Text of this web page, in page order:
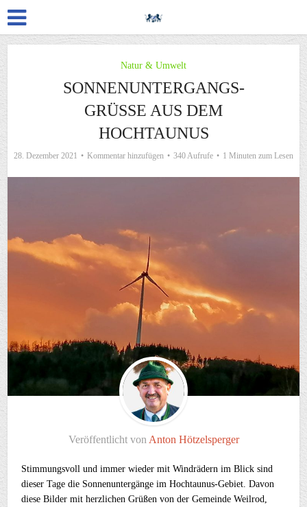
Natur & Umwelt
SONNENUNTERGANGS-
GRÜSSE AUS DEM H
OCHTAUNUS
28. Dezember 2021 Kommentar hinzufügen 340 Aufrufe 1 Minuten zum Lesen
Veröffentlicht von Anton Hötzelsperger
Stimmungsvoll und immer wieder mit Windrädern im Blick sind
dieser Tage die Sonnenuntergänge im Hochtaunus-Gebiet. Davon
diese Bilder mit herzlichen Grüßen von der Gemeinde Weilrod,